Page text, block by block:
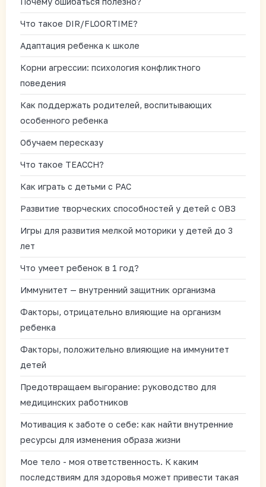
Что такое DIR/FLOORTIME?
Адаптация ребенка к школе
Корни агрессии: психология конфликтного
поведения
Как поддержать родителей, воспитывающих
особенного ребенка
Обучаем пересказу
Что такое TEACCH?
Как играть с детьми с РАС
Развитие творческих способностей у детей с ОВЗ
Игры для развития мелкой моторики у детей до 3
лет
Что умеет ребенок в 1 год?
Иммунитет — внутренний защитник организма
Факторы, отрицательно влияющие на организм
ребенка
Факторы, положительно влияющие на иммунитет
детей
Предотвращаем выгорание: руководство для
медицинских работников
Мотивация к заботе о себе: как найти внутренние
ресурсы для изменения образа жизни
Мое тело - моя ответственность. К каким
последствиям для здоровья может привести такая